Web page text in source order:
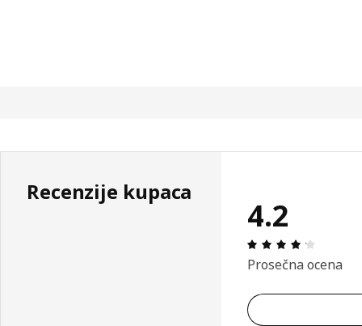
Recenzije kupaca
4.2
Prosečna ocena